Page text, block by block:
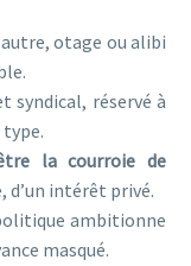
otage ou alibi
syndical, réservé à
la courroie de
d’un intérêt privé.
ambitionne
masqué.